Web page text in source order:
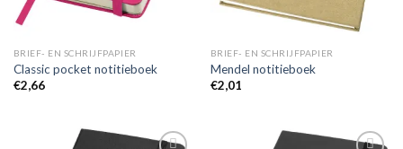
BRIEF- EN SCHRIJFPAPIER
Classic pocket notitieboek
€2,66
BRIEF- EN SCHRIJFPAPIER
Mendel notitieboek
€2,01